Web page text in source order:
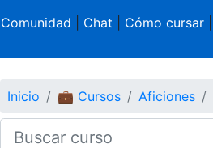
Comunidad Chat Cómo cursar|
Inicio 💼 Cursos Aficiones